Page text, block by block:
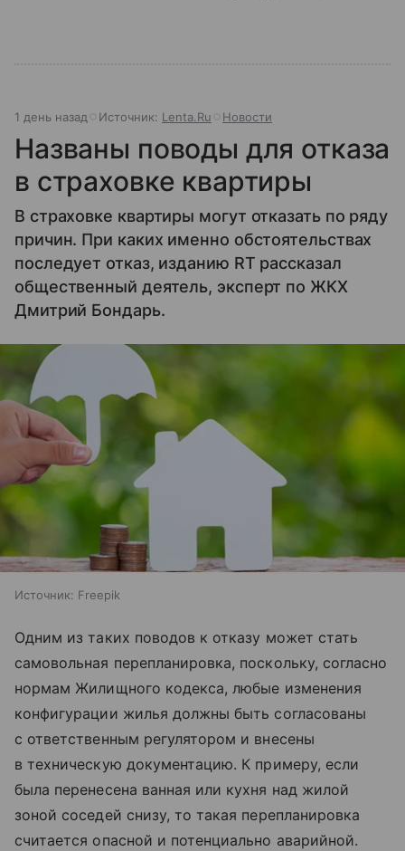
1 день назад Источник: Lenta.Ru Новости
Названы поводы для отказа
в страховке квартиры
В страховке квартиры могут отказать по ряду
причин. При каких именно обстоятельствах
последует отказ, изданию RT рассказал
общественный деятель, эксперт по ЖКХ
Дмитрий Бондарь.
Источник: Freepik
Одним из таких поводов к отказу может стать
самовольная перепланировка, поскольку, согласно
нормам Жилищного кодекса, любые изменения
конфигурации жилья должны быть согласованы
с ответственным регулятором и внесены
в техническую документацию. К примеру, если
была перенесена ванная или кухня над жилой
зоной соседей снизу, то такая перепланировка
считается опасной и потенциально аварийной.